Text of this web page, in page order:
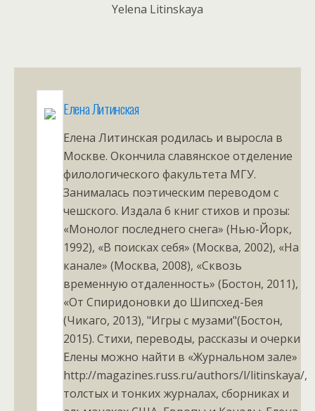
Yelena Litinskaya
Елена Литинская
Елена Литинская родилась и выросла в
Москве. Окончила славянское отделение
филологического факультета МГУ.
Занималась поэтическим переводом с
чешского. Издала 6 книг стихов и прозы:
«Монолог последнего снега» (Нью-Йорк,
1992), «В поисках себя» (Москва, 2002), «На
канале» (Москва, 2008), «Сквозь
временную отдаленность» (Бостон, 2011),
«От Спиридоновки до Шипсхед-Бея
(Чикаго, 2013), "Игры с музами"(Бостон,
2015). Стихи, переводы, рассказы и очерки
Елены можно найти в «Журнальном зале»
http://magazines.russ.ru/authors/l/litinskaya/,
толстых и тонких журналах, сборниках и